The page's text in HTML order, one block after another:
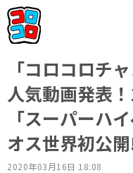
「コロコロチ
人気動画発表
「スーパーハ
オス世界初公開
2020年03月16日 18:08